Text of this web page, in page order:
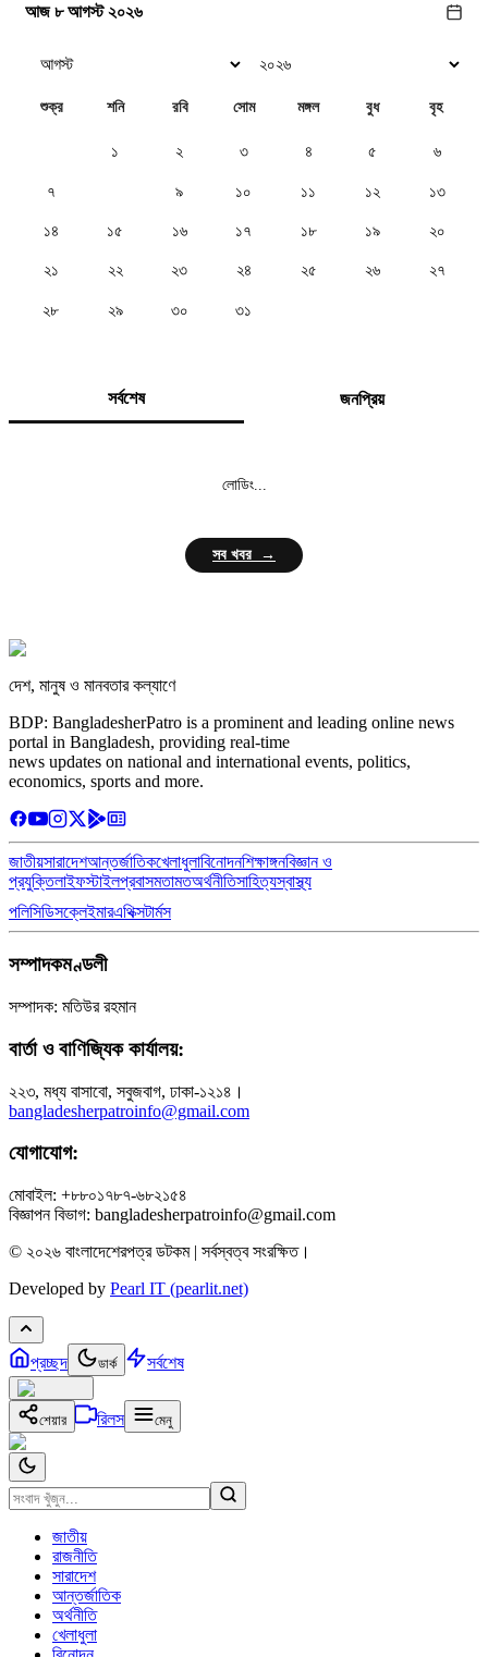
আজ ৮ আগস্ট ২০২৬
শুক্র শনি রবি সোম মঙ্গল বুধ বৃহ
১ ২ ৩ ৪ ৫ ৬
৭ ৯ ১০ ১১ ১২ ১৩
১৪ ১৫ ১৬ ১৭ ১৮ ১৯ ২০
২১ ২২ ২৩ ২৪ ২৫ ২৬ ২৭
২৮ ২৯ ৩০ ৩১
সর্বশেষ জনপ্রিয়
লোডিং...
সব খবর →
দেশ, মানুষ ও মানবতার কল্যাণে
BDP: BangladesherPatro is a prominent and leading online news
portal in Bangladesh, providing real-time
news updates on national and international events, politics,
economics, sports and more.
জাতীয়সারাদেশআন্তর্জাতিকখেলাধুলাবিনোদনশিক্ষাঙ্গনবিজ্ঞান ও
প্রযুক্তিলাইফস্টাইলপ্রবাসমতামতঅর্থনীতিসাহিত্যস্বাস্থ্য
পলিসিডিসক্লেইমারএথিক্সটার্মস
সম্পাদকমণ্ডলী
সম্পাদক: মতিউর রহমান
বার্তা ও বাণিজ্যিক কার্যালয়:
২২৩, মধ্য বাসাবো, সবুজবাগ, ঢাকা-১২১৪।
bangladesherpatroinfo@gmail.com
যোগাযোগ:
মোবাইল: +৮৮০১৭৮৭-৬৮২১৫৪
বিজ্ঞাপন বিভাগ: bangladesherpatroinfo@gmail.com
© ২০২৬ বাংলাদেশেরপত্র ডটকম | সর্বস্বত্ব সংরক্ষিত।
Developed by Pearl IT (pearlit.net)
প্রচ্ছদ ডার্ক সর্বশেষ
শেয়ার রিলস মেনু
জাতীয়
রাজনীতি
সারাদেশ
আন্তর্জাতিক
অর্থনীতি
খেলাধুলা